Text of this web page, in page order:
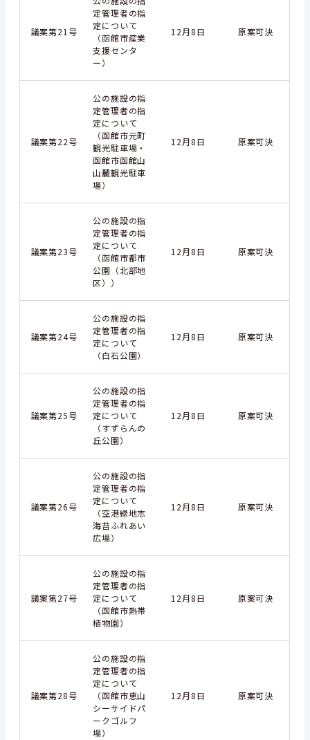
議案第21号
定管理者の指
定について
（函館市産業
支援センタ
ー）
12月8日 原案可決
議案第22号
公の施設の指
定管理者の指
定について
（函館市元町
観光駐車場・
函館市函館山
山麓観光駐車
場）
12月8日 原案可決
議案第23号
公の施設の指
定管理者の指
定について
（函館市都市
公園（北部地
区））
12月8日 原案可決
議案第24号
公の施設の指
定管理者の指
定について
（白石公園）
12月8日 原案可決
議案第25号
公の施設の指
定管理者の指
定について
（すずらんの
丘公園）
12月8日 原案可決
議案第26号
公の施設の指
定管理者の指
定について
（空港緑地志
海苔ふれあい
広場）
12月8日 原案可決
議案第27号
公の施設の指
定管理者の指
定について
（函館市熱帯
植物園）
12月8日 原案可決
議案第28号
公の施設の指
定管理者の指
定について
（函館市恵山
シーサイドパ
ークゴルフ
場）
12月8日 原案可決